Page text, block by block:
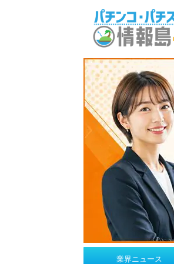
業界ニュース